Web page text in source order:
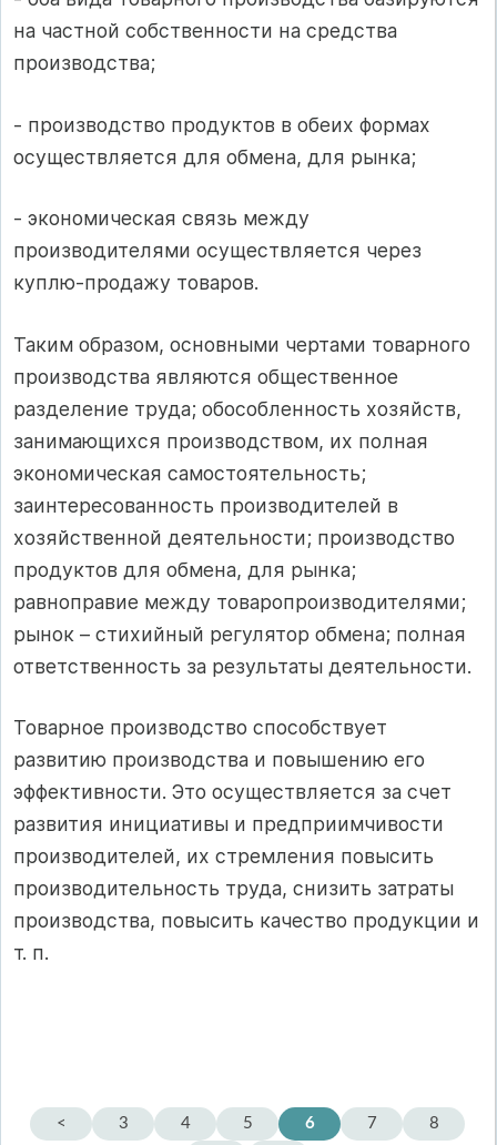
на частной собственности на средства
производства;
- производство продуктов в обеих формах
осуществляется для обмена, для рынка;
- экономическая связь между
производителями осуществляется через
куплю‑продажу товаров.
Таким образом, основными чертами товарного
производства являются общественное
разделение труда; обособленность хозяйств,
занимающихся производством, их полная
экономическая самостоятельность;
заинтересованность производителей в
хозяйственной деятельности; производство
продуктов для обмена, для рынка;
равноправие между товаропроизводителями;
рынок – стихийный регулятор обмена; полная
ответственность за результаты деятельности.
Товарное производство способствует
развитию производства и повышению его
эффективности. Это осуществляется за счет
развития инициативы и предприимчивости
производителей, их стремления повысить
производительность труда, снизить затраты
производства, повысить качество продукции и
т. п.
< 3 4 5 6 7
8